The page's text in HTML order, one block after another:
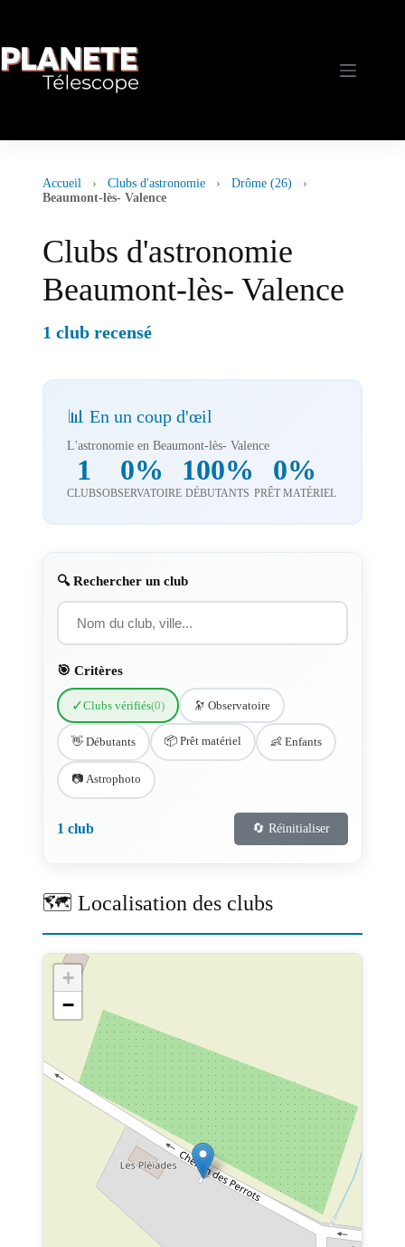
Accueil › Clubs d'astronomie › Drôme (26)
›
Beaumont-lès- Valence
Clubs d'astronomie
Beaumont-lès- Valence
1 club recensé
📊 En un coup d'œil
L'astronomie en Beaumont-lès- Valence
1
CLUBS
0%
OBSERVATOIRE
100%
DÉBUTANTS
0%
PRÊT MATÉRIEL
🔍 Rechercher un club
🎯 Critères
✓Clubs vérifiés(0) 🔭 Observatoire
👋 Débutants 📦 Prêt matériel 👶 Enfants
📷 Astrophoto
1 club 🔄 Réinitialiser
🗺️ Localisation des clubs
+
−